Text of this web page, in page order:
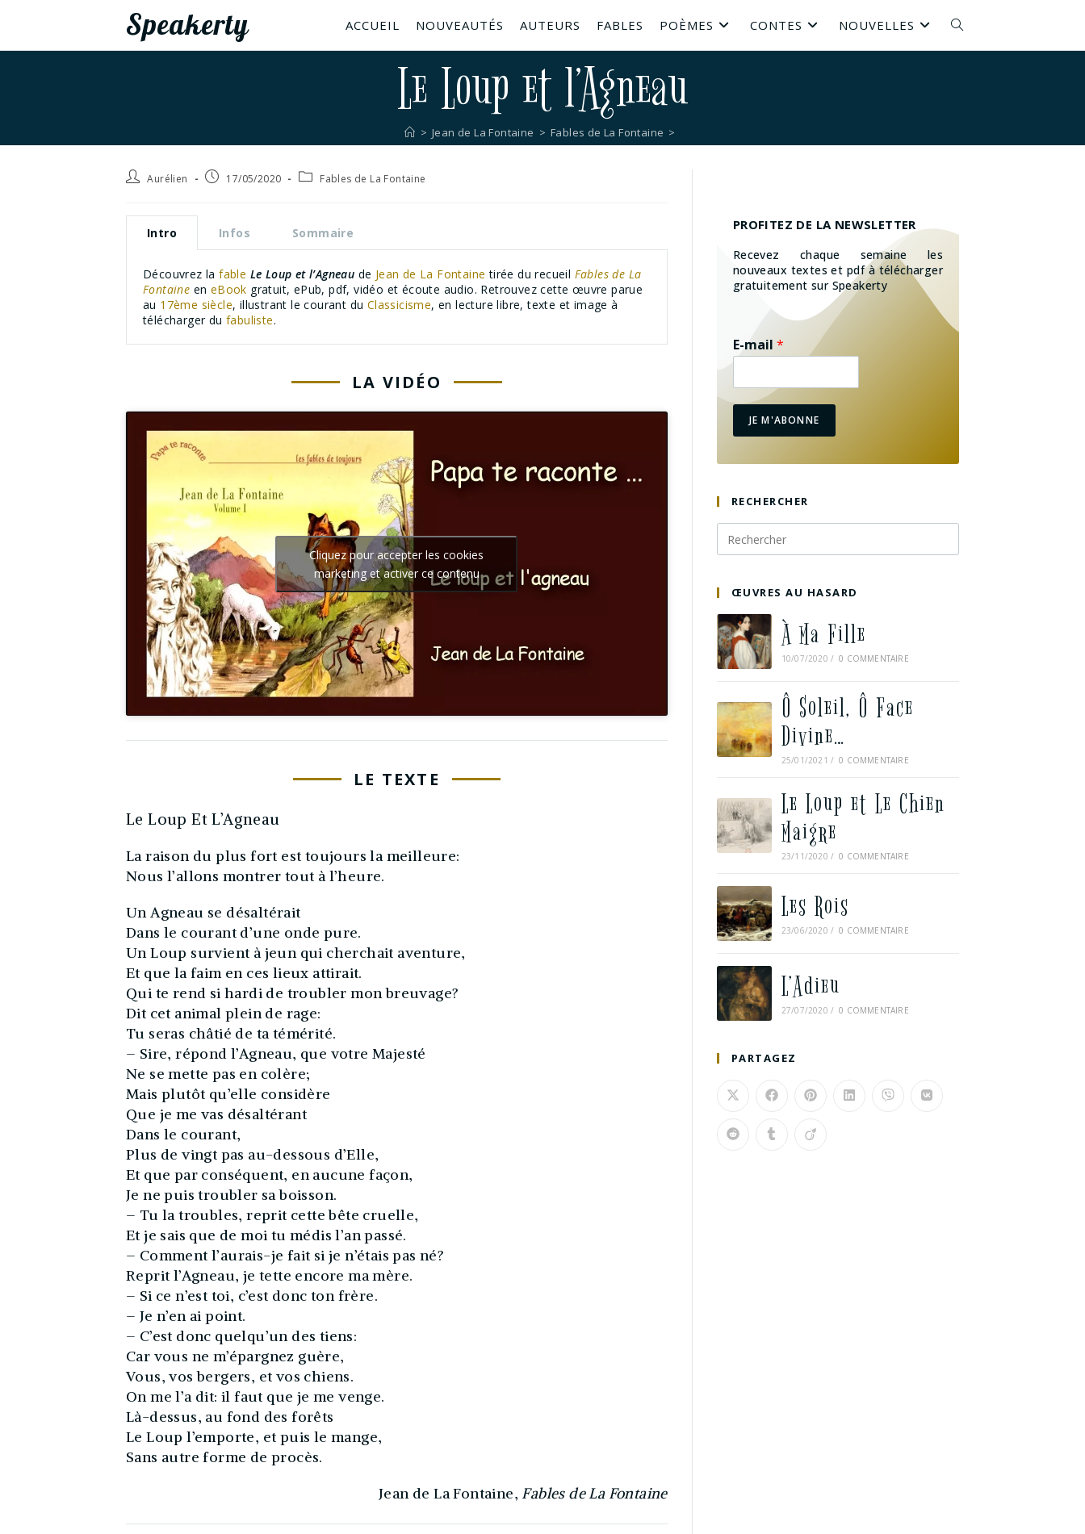
Speakerty ACCUEIL NOUVEAUTÉS AUTEURS FABLES POÈMES CONTES NOUVELLES
Le Loup et l’Agneau
> Jean de La Fontaine > Fables de La Fontaine >
Aurélien 17/05/2020 Fables de La Fontaine
Intro Infos Sommaire
Découvrez lafable Le Loup et l’Agneau de Jean de La Fontaine tirée du recueil Fables de La
Fontaine en eBook gratuit, ePub, pdf, vidéo et écoute audio. Retrouvez cette œuvre parue
au 17ème siècle, illustrant le courant du Classicisme, en lecture libre, texte et image à
télécharger dufabuliste.
LA VIDÉO
Cliquez pour accepter les cookies
marketing et activer ce contenu
LE TEXTE
Le Loup Et L’Agneau
La raison du plus fort est toujours la meilleure:
Nous l’allons montrer tout à l’heure.
Un Agneau se désaltérait
Dans le courant d’une onde pure.
Un Loup survient à jeun qui cherchait aventure,
Et que la faim en ces lieux attirait.
Qui te rend si hardi de troubler mon breuvage?
Dit cet animal plein de rage:
Tu seras châtié de ta témérité.
– Sire, répond l’Agneau, que votre Majesté
Ne se mette pas en colère;
Mais plutôt qu’elle considère
Que je me vas désaltérant
Dans le courant,
Plus de vingt pas au-dessous d’Elle,
Et que par conséquent, en aucune façon,
Je ne puis troubler sa boisson.
– Tu la troubles, reprit cette bête cruelle,
Et je sais que de moi tu médis l’an passé.
– Comment l’aurais-je fait si je n’étais pas né?
Reprit l’Agneau, je tette encore ma mère.
– Si ce n’est toi, c’est donc ton frère.
– Je n’en ai point.
– C’est donc quelqu’un des tiens:
Car vous ne m’épargnez guère,
Vous, vos bergers, et vos chiens.
On me l’a dit: il faut que je me venge.
Là-dessus, au fond des forêts
Le Loup l’emporte, et puis le mange,
Sans autre forme de procès.
Jean de La Fontaine, Fables de La Fontaine
PROFITEZ DE LA NEWSLETTER
Recevez chaque semaine les
nouveaux textes et pdf à télécharger
gratuitement sur Speakerty
E-mail *
JE M'ABONNE
RECHERCHER
ŒUVRES AU HASARD
À Ma Fille
10/07/2020 / 0 COMMENTAIRE
Ô Soleil, Ô Face
Divine…
25/01/2021 / 0 COMMENTAIRE
Le Loup et Le Chien
Maigre
23/11/2020 / 0 COMMENTAIRE
Les Rois
23/06/2020 / 0 COMMENTAIRE
L’Adieu
27/07/2020 / 0 COMMENTAIRE
PARTAGEZ